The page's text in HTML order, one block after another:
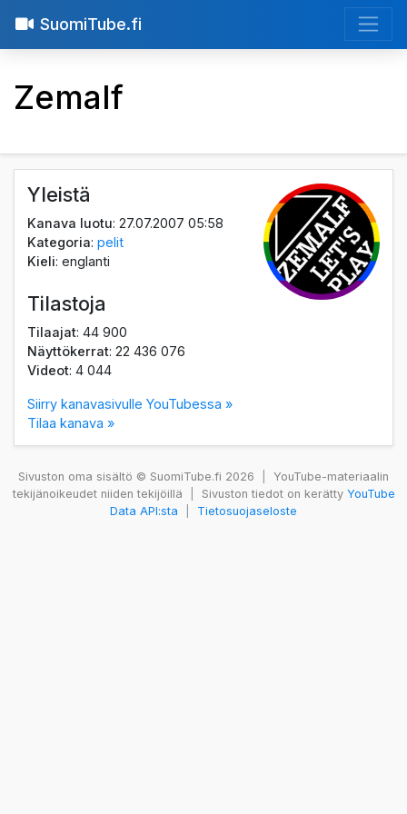
SuomiTube.fi
Zemalf
Yleistä
Kanava luotu: 27.07.2007 05:58
Kategoria:pelit
Kieli: englanti
Tilastoja
Tilaajat: 44 900
Näyttökerrat: 22 436 076
Videot: 4 044
Siirry kanavasivulle YouTubessa »
Tilaa kanava »
Sivuston oma sisältö © SuomiTube.fi 2026
YouTube-materiaalin
tekijänoikeudet niiden tekijöillä
Sivuston tiedot on kerätty YouTube
Data API:sta
Tietosuojaseloste